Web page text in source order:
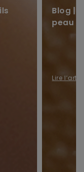
Blog |
peau
Lire